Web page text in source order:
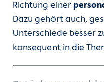
Richtung einer
Dazu gehört auch,
Unterschiede besser
konsequent in die